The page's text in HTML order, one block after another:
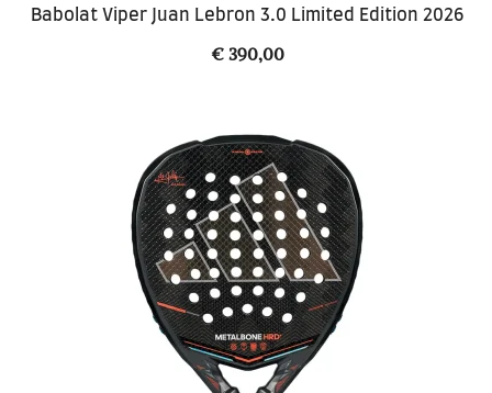
Babolat Viper Juan Lebron 3.0 Limited Edition 2026
€390,00